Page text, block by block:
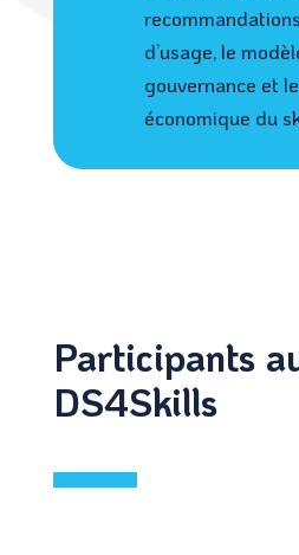
d’usage, le
gouvernance et
économique du
Participants
DS4Skills